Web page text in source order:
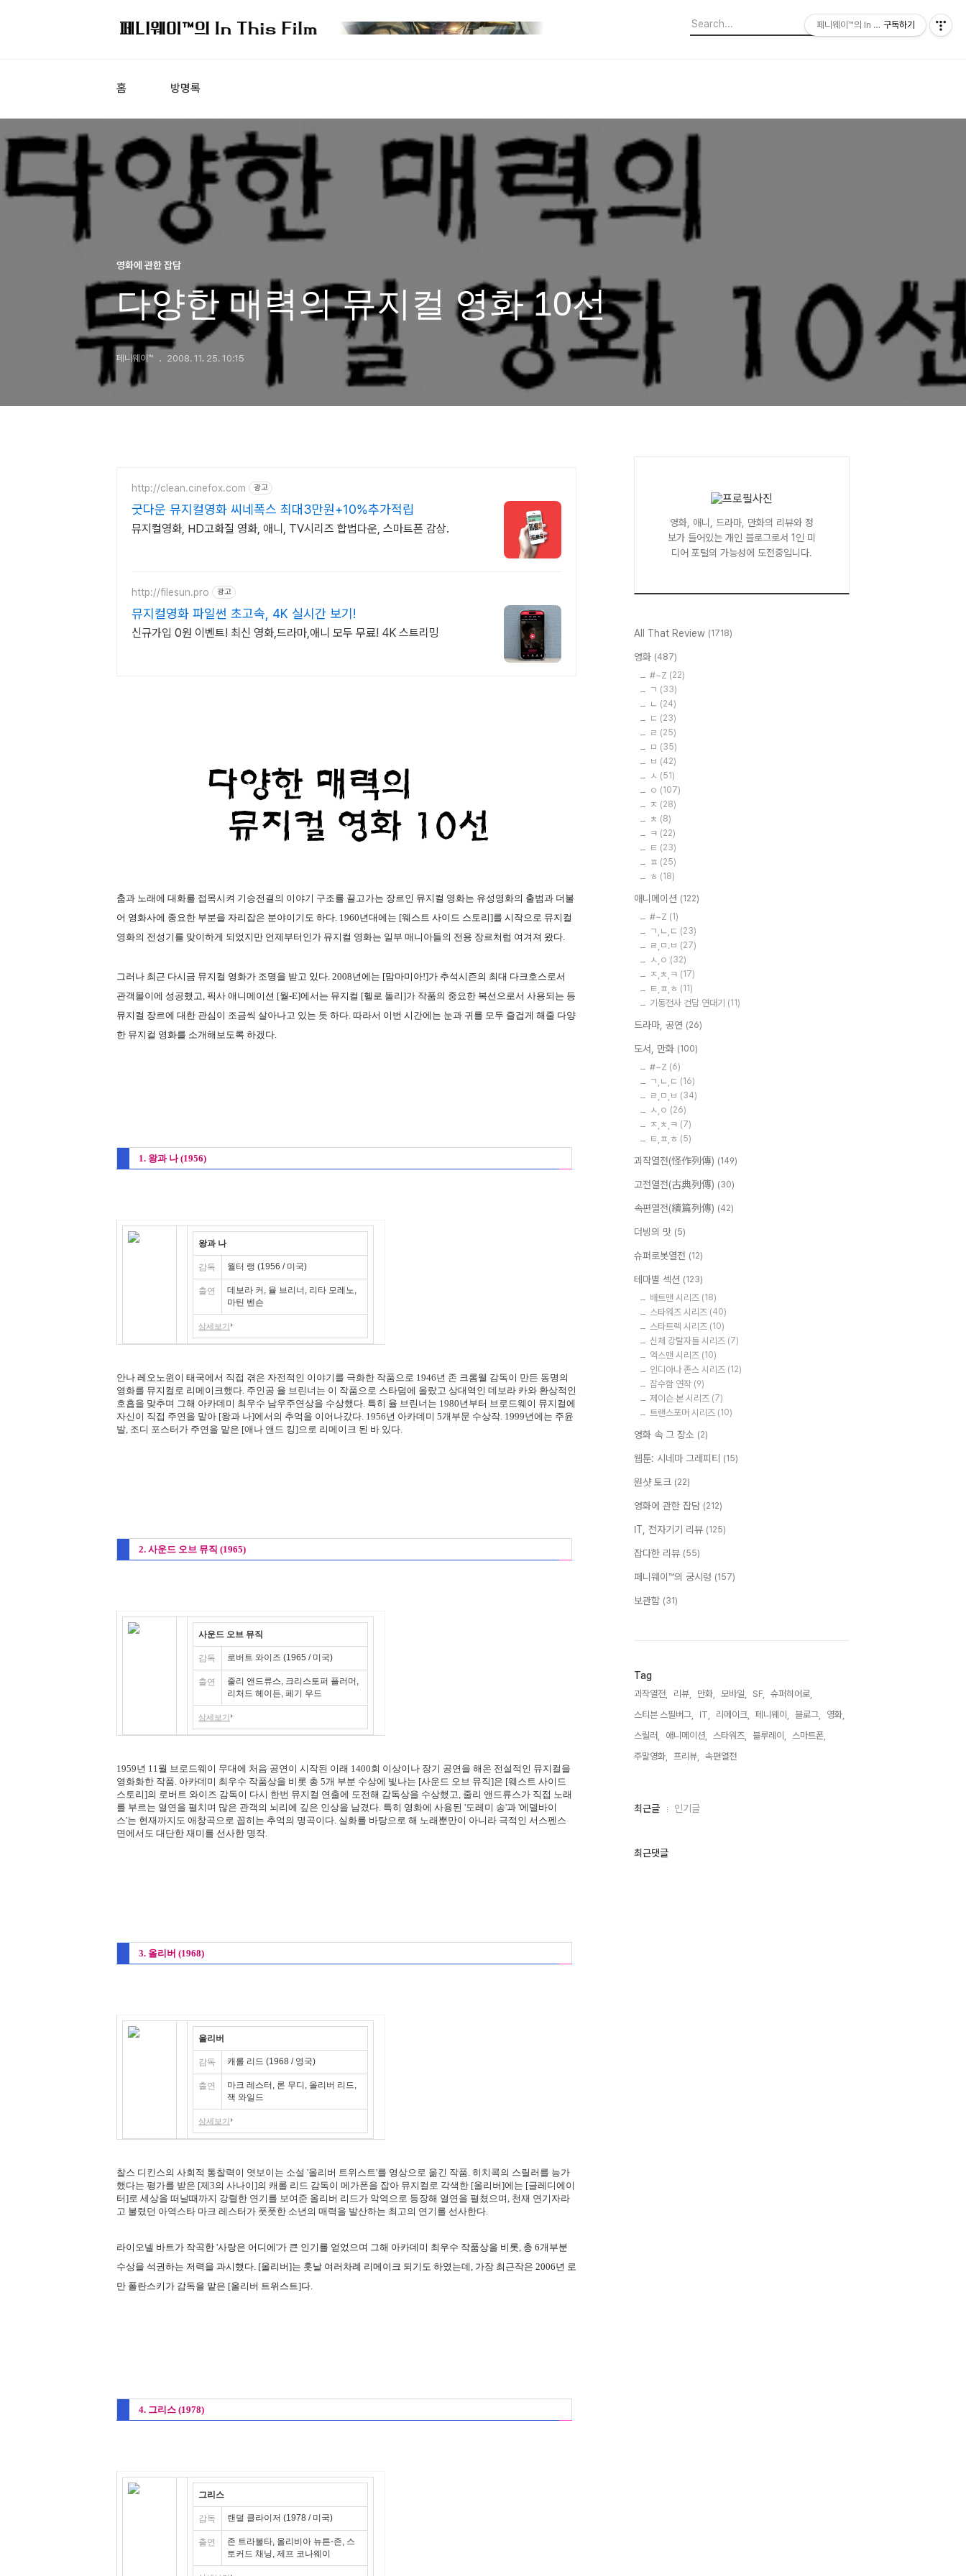
홈 방명록
영화에 관한 잡담
다양한 매력의 뮤지컬 영화 10선
페니웨이™ 2008. 11. 25. 10:15
http://clean.cinefox.com 광고
굿다운 뮤지컬영화 씨네폭스 최대3만원+10%추가적립
뮤지컬영화, HD고화질 영화, 애니, TV시리즈 합법다운, 스마트폰 감상.
http://filesun.pro 광고
뮤지컬영화 파일썬 초고속, 4K 실시간 보기!
신규가입 0원 이벤트! 최신 영화,드라마,애니 모두 무료! 4K 스트리밍
춤과 노래에 대화를 접목시켜 기승전결의 이야기 구조를 끌고가는 장르인 뮤지컬 영화는 유성영화의 출범과 더불
어 영화사에 중요한 부분을 자리잡은 분야이기도 하다. 1960년대에는 [웨스트 사이드 스토리]를 시작으로 뮤지컬
영화의 전성기를 맞이하게 되었지만 언제부터인가 뮤지컬 영화는 일부 매니아들의 전용 장르처럼 여겨져 왔다.
그러나 최근 다시금 뮤지컬 영화가 조명을 받고 있다. 2008년에는 [맘마미아!]가 추석시즌의 최대 다크호스로서
관객몰이에 성공했고, 픽사 애니메이션 [월-E]에서는 뮤지컬 [헬로 돌리]가 작품의 중요한 복선으로서 사용되는 등
뮤지컬 장르에 대한 관심이 조금씩 살아나고 있는 듯 하다. 따라서 이번 시간에는 눈과 귀를 모두 즐겁게 해줄 다양
한 뮤지컬 영화를 소개해보도록 하겠다.
1. 왕과 나 (1956)
왕과 나
감독 월터 랭 (1956 / 미국)
출연
데보라 커, 율 브리너, 리타 모레노,
마틴 벤슨
상세보기
안나 레오노윈이 태국에서 직접 겪은 자전적인 이야기를 극화한 작품으로 1946년 존 크롬웰 감독이 만든 동명의
영화를 뮤지컬로 리메이크했다. 주인공 율 브린너는 이 작품으로 스타덤에 올랐고 상대역인 데보라 카와 환상적인
호흡을 맞추며 그해 아카데미 최우수 남우주연상을 수상했다. 특히 율 브린너는 1980년부터 브로드웨이 뮤지컬에
자신이 직접 주연을 맡아 [왕과 나]에서의 추억을 이어나갔다. 1956년 아카데미 5개부문 수상작. 1999년에는 주윤
발, 조디 포스터가 주연을 맡은 [애나 앤드 킹]으로 리메이크 된 바 있다.
2. 사운드 오브 뮤직 (1965)
사운드 오브 뮤직
감독 로버트 와이즈 (1965 / 미국)
출연
줄리 앤드류스, 크리스토퍼 플러머,
리처드 헤이든, 페기 우드
상세보기
1959년 11월 브로드웨이 무대에 처음 공연이 시작된 이래 1400회 이상이나 장기 공연을 해온 전설적인 뮤지컬을
영화화한 작품. 아카데미 최우수 작품상을 비롯 총 5개 부분 수상에 빛나는 [사운드 오브 뮤직]은 [웨스트 사이드
스토리]의 로버트 와이즈 감독이 다시 한번 뮤지컬 연출에 도전해 감독상을 수상했고, 줄리 앤드류스가 직접 노래
를 부르는 열연을 펼치며 많은 관객의 뇌리에 깊은 인상을 남겼다. 특히 영화에 사용된 '도레미 송'과 '에델바이
스'는 현재까지도 애창곡으로 꼽히는 추억의 명곡이다. 실화를 바탕으로 해 노래뿐만이 아니라 극적인 서스펜스
면에서도 대단한 재미를 선사한 명작.
3. 올리버 (1968)
올리버
감독 캐롤 리드 (1968 / 영국)
출연
마크 레스터, 론 무디, 올리버 리드,
잭 와일드
상세보기
찰스 디킨스의 사회적 통찰력이 엿보이는 소설 '올리버 트위스트'를 영상으로 옮긴 작품. 히치콕의 스릴러를 능가
했다는 평가를 받은 [제3의 사나이]의 캐롤 리드 감독이 메가폰을 잡아 뮤지컬로 각색한 [올리버]에는 [글레디에이
터]로 세상을 떠날때까지 강렬한 연기를 보여준 올리버 리드가 악역으로 등장해 열연을 펼쳤으며, 천재 연기자라
고 불렸던 아역스타 마크 레스터가 풋풋한 소년의 매력을 발산하는 최고의 연기를 선사한다.
라이오넬 바트가 작곡한 '사랑은 어디에'가 큰 인기를 얻었으며 그해 아카데미 최우수 작품상을 비롯, 총 6개부분
수상을 석권하는 저력을 과시했다. [올리버]는 훗날 여러차례 리메이크 되기도 하였는데, 가장 최근작은 2006년 로
만 폴란스키가 감독을 맡은 [올리버 트위스트]다.
4. 그리스 (1978)
그리스
감독 랜덜 클라이저 (1978 / 미국)
출연
존 트라볼타, 올리비아 뉴튼-존, 스
토커드 채닝, 제프 코나웨이
영화, 애니, 드라마, 만화의 리뷰와 정
보가 들어있는 개인 블로그로서 1인 미
디어 포털의 가능성에 도전중입니다.
All That Review (1718)
영화 (487)
#~Z (22)
ㄱ (33)
ㄴ (24)
ㄷ (23)
ㄹ (25)
ㅁ (35)
ㅂ (42)
ㅅ (51)
ㅇ (107)
ㅈ (28)
ㅊ (8)
ㅋ (22)
ㅌ (23)
ㅍ (25)
ㅎ (18)
애니메이션 (122)
#~Z (1)
ㄱ,ㄴ,ㄷ (23)
ㄹ,ㅁ.ㅂ (27)
ㅅ,ㅇ (32)
ㅈ,ㅊ,ㅋ (17)
ㅌ,ㅍ,ㅎ (11)
기동전사 건담 연대기 (11)
드라마, 공연 (26)
도서, 만화 (100)
#~Z (6)
ㄱ,ㄴ,ㄷ (16)
ㄹ,ㅁ,ㅂ (34)
ㅅ,ㅇ (26)
ㅈ,ㅊ,ㅋ (7)
ㅌ,ㅍ,ㅎ (5)
괴작열전(怪作列傳) (149)
고전열전(古典列傳) (30)
속편열전(續篇列傳) (42)
더빙의 맛 (5)
슈퍼로봇열전 (12)
테마별 섹션 (123)
배트맨 시리즈 (18)
스타워즈 시리즈 (40)
스타트렉 시리즈 (10)
신체 강탈자들 시리즈 (7)
엑스맨 시리즈 (10)
인디아나 존스 시리즈 (12)
잠수함 연작 (9)
제이슨 본 시리즈 (7)
트랜스포머 시리즈 (10)
영화 속 그 장소 (2)
웹툰: 시네마 그레피티 (15)
원샷 토크 (22)
영화에 관한 잡담 (212)
IT, 전자기기 리뷰 (125)
잡다한 리뷰 (55)
페니웨이™의 궁시렁 (157)
보관함 (31)
Tag
괴작열전, 리뷰, 만화, 모바일, SF,
슈퍼히어로,
스티븐 스필버그,
IT, 리메이크, 페니웨이, 블로그,
영화,
스릴러,
애니메이션, 스타워즈, 블루레이,
스마트폰,
주말영화,
프리뷰, 속편열전,
최
인
최근글 인기글
최근댓글
페니웨이™의 In This Film
구독하기